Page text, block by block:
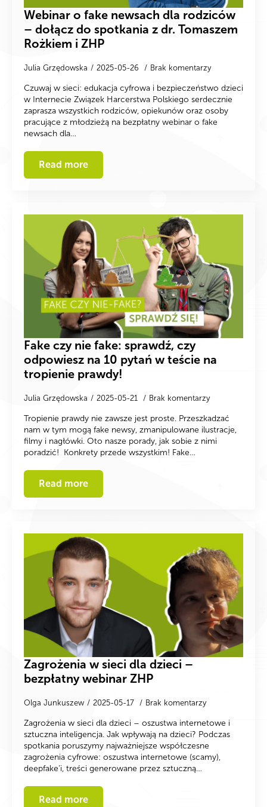
Webinar o fake newsach dla rodziców
– dołącz do spotkania z dr. Tomaszem
Rożkiem i ZHP
Julia Grzędowska 2025-05-26 Brak komentarzy
Czuwaj w sieci: edukacja cyfrowa i bezpieczeństwo dzieci
w Internecie Związek Harcerstwa Polskiego serdecznie
zaprasza wszystkich rodziców, opiekunów oraz osoby
pracujące z młodzieżą na bezpłatny webinar o fake
newsach dla…
Read more
Fake czy nie fake: sprawdź, czy
odpowiesz na 10 pytań w teście na
tropienie prawdy!
Julia Grzędowska 2025-05-21 Brak komentarzy
Tropienie prawdy nie zawsze jest proste. Przeszkadzać
nam w tym mogą fake newsy, zmanipulowane ilustracje,
filmy i nagłówki. Oto nasze porady, jak sobie z nimi
poradzić! Konkrety przede wszystkim! Fake…
Read more
Zagrożenia w sieci dla dzieci –
bezpłatny webinar ZHP
Olga Junkuszew 2025-05-17 Brak komentarzy
Zagrożenia w sieci dla dzieci – oszustwa internetowe i
sztuczna inteligencja. Jak wpływają na dzieci? Podczas
spotkania poruszymy najważniejsze współczesne
zagrożenia cyfrowe: oszustwa internetowe (scamy),
deepfake’i, treści generowane przez sztuczną…
Read more